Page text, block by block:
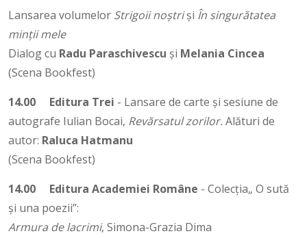
Lansarea volumelor Strigoii noștriși În singurătatea
minții mele
Dialog cu Radu Paraschivescu și Melania Cincea
(Scena Bookfest)
14.00
Editura Trei - Lansare de carte și sesiune de
autografe Iulian Bocai, Revărsatul zorilor. Alături de
autor: Raluca Hatmanu
(Scena Bookfest)
14.00
Editura Academiei Române - Colecția„ O sută
și una poezii”:
Armura de lacrimi, Simona-Grazia Dima